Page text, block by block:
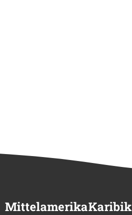
MittelamerikaKaribik